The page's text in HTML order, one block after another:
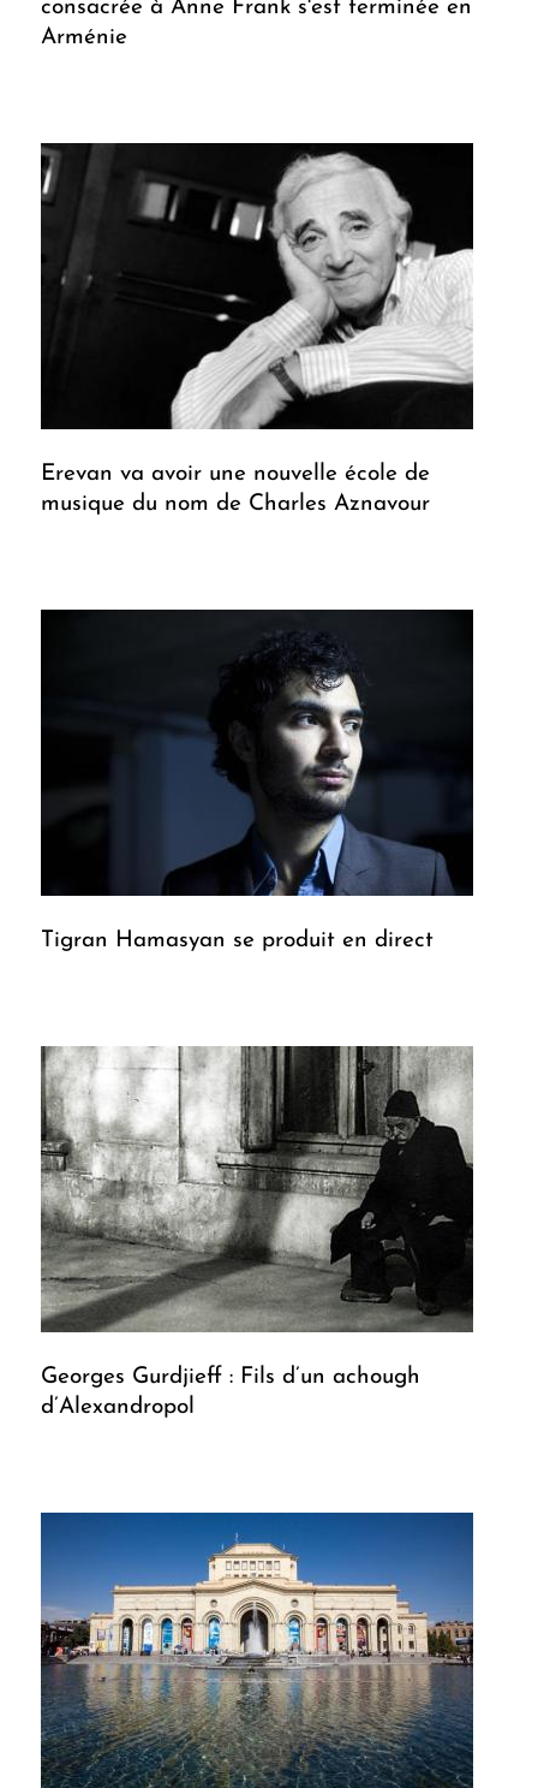
consacrée à Anne Frank s'est terminée en
Arménie
Erevan va avoir une nouvelle école de
musique du nom de Charles Aznavour
Tigran Hamasyan se produit en direct
Georges Gurdjieff : Fils d’un achough
d’Alexandropol